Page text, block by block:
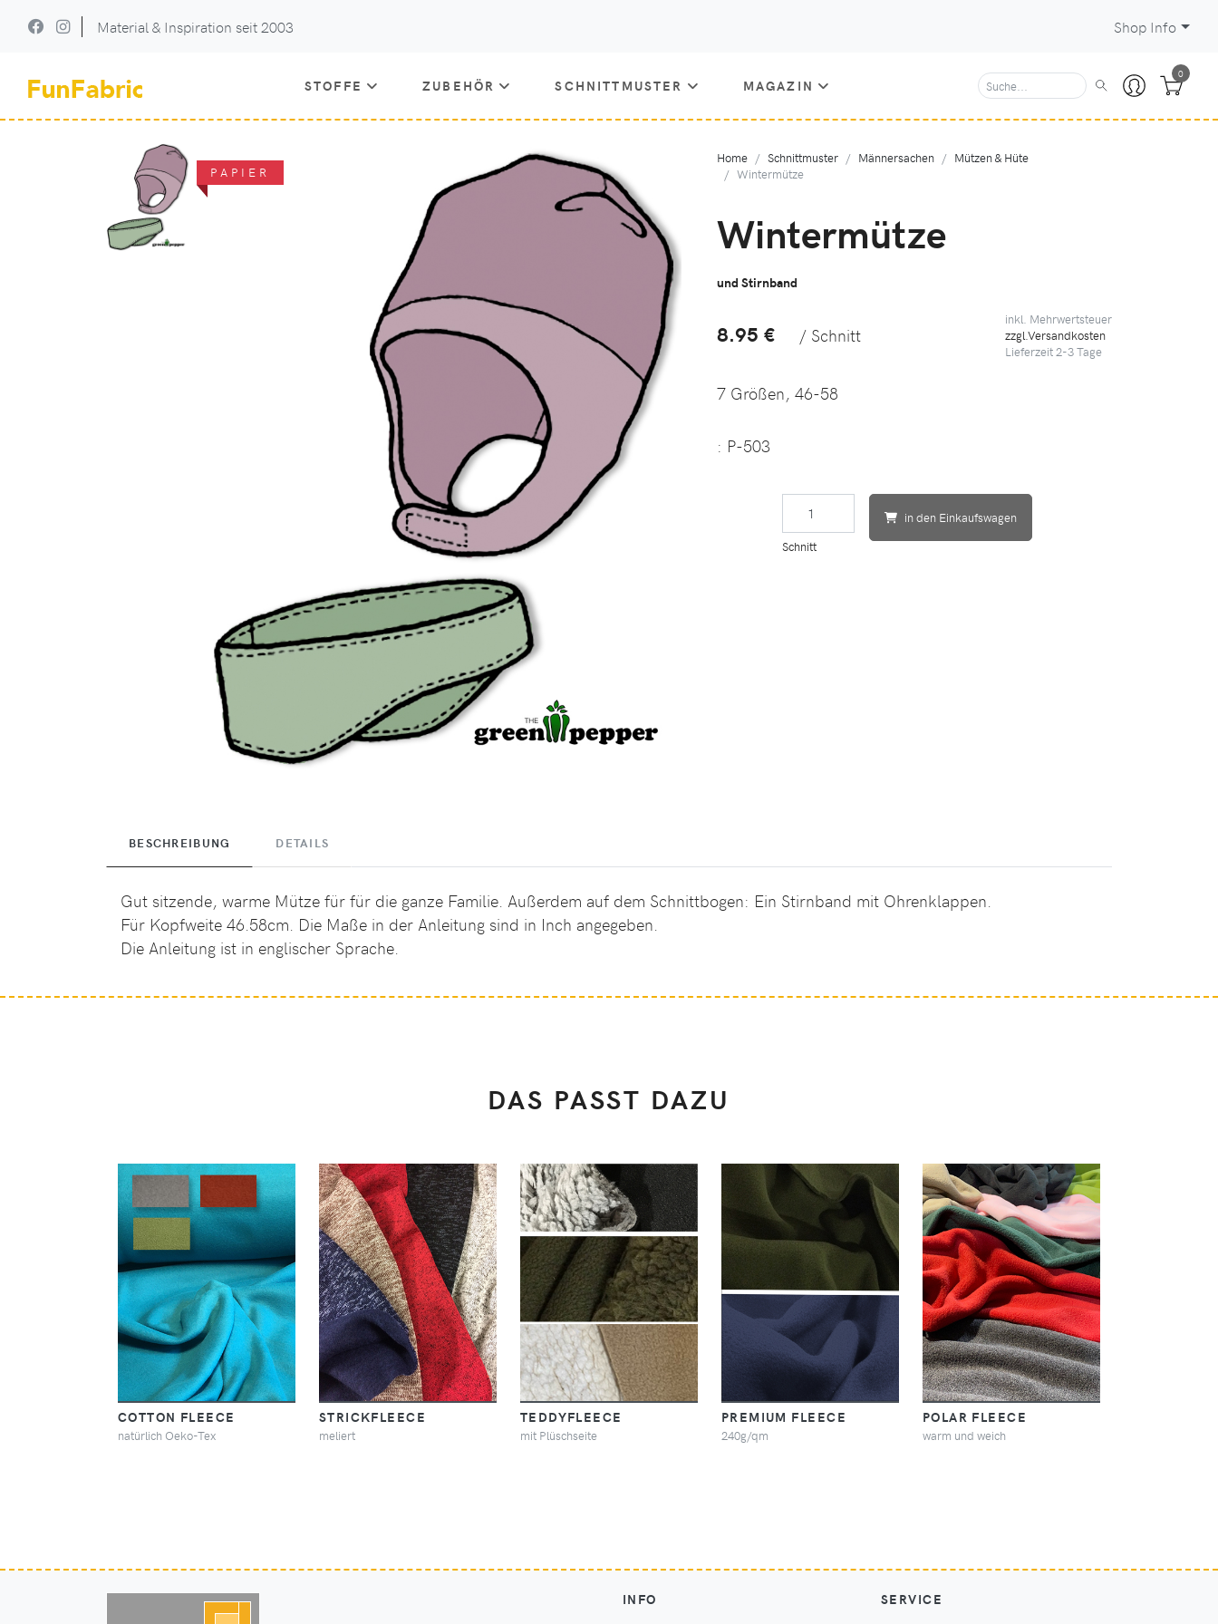
Material & Inspiration seit 2003 Shop Info
STOFFE ZUBEHÖR SCHNITTMUSTER MAGAZIN
0
PAPIER
Home Schnittmuster Männersachen
Mützen & Hüte
Wintermütze
Wintermütze
und Stirnband
8.95 € / Schnitt
inkl. Mehrwertsteuer
zzgl.Versandkosten
Lieferzeit 2-3Tage
7 Größen, 46-58
: P-503
Schnitt
in den Einkaufswagen
BESCHREIBUNG DETAILS
Gut sitzende, warme Mütze für für die ganze Familie. Außerdem auf dem Schnittbogen: Ein Stirnband mit Ohrenklappen.
Für Kopfweite 46.58cm. Die Maße in der Anleitung sind in Inch angegeben.
Die Anleitung ist in englischer Sprache.
DAS PASST DAZU
COTTON FLEECE
natürlich Oeko-Tex
STRICKFLEECE
meliert
TEDDYFLEECE
mit Plüschseite
PREMIUM FLEECE
240g/qm
POLAR FLEECE
warm und weich
INFO SERVICE